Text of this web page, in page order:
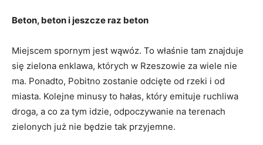
Beton, beton i jeszcze raz beton
Miejscem spornym jest wąwóz. To właśnie tam znajduje
się zielona enklawa, których w Rzeszowie za wiele nie
ma. Ponadto, Pobitno zostanie odcięte od rzeki i od
miasta. Kolejne minusy to hałas, który emituje ruchliwa
droga, a co za tym idzie, odpoczywanie na terenach
zielonych już nie będzie tak przyjemne.